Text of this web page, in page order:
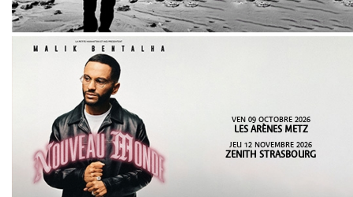
VEN 09 OCTOBRE 2026
LES ARÈNES METZ
JEU 12 NOVEMBRE 2026
ZENITH STRASBOURG